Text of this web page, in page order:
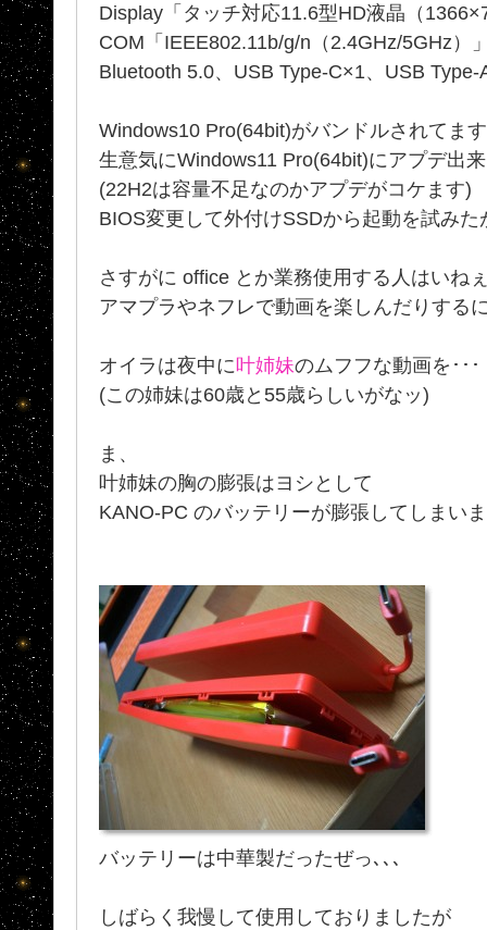
Display「タッチ対応11.6型HD液晶（
COM「IEEE802.11b/g/n（2.4GHz/5GHz）
Bluetooth 5.0、USB Type-C×1、USB
Windows10 Pro(64bit)がバンドルされてま
生意気にWindows11 Pro(64bit)にアプデ出
(22H2は容量不足なのかアプデがコケます)
BIOS変更して外付けSSDから起動を試みた
さすがに office とか業務使用する人はいね
アマプラやネフレで動画を楽しんだりする
オイラは夜中に叶姉妹のムフフな動画を･･･
(この姉妹は60歳と55歳らしいがなッ)
ま、
叶姉妹の胸の膨張はヨシとして
KANO-PC のバッテリーが膨張してしまい
バッテリーは中華製だったぜっ､､､
しばらく我慢して使用しておりましたが